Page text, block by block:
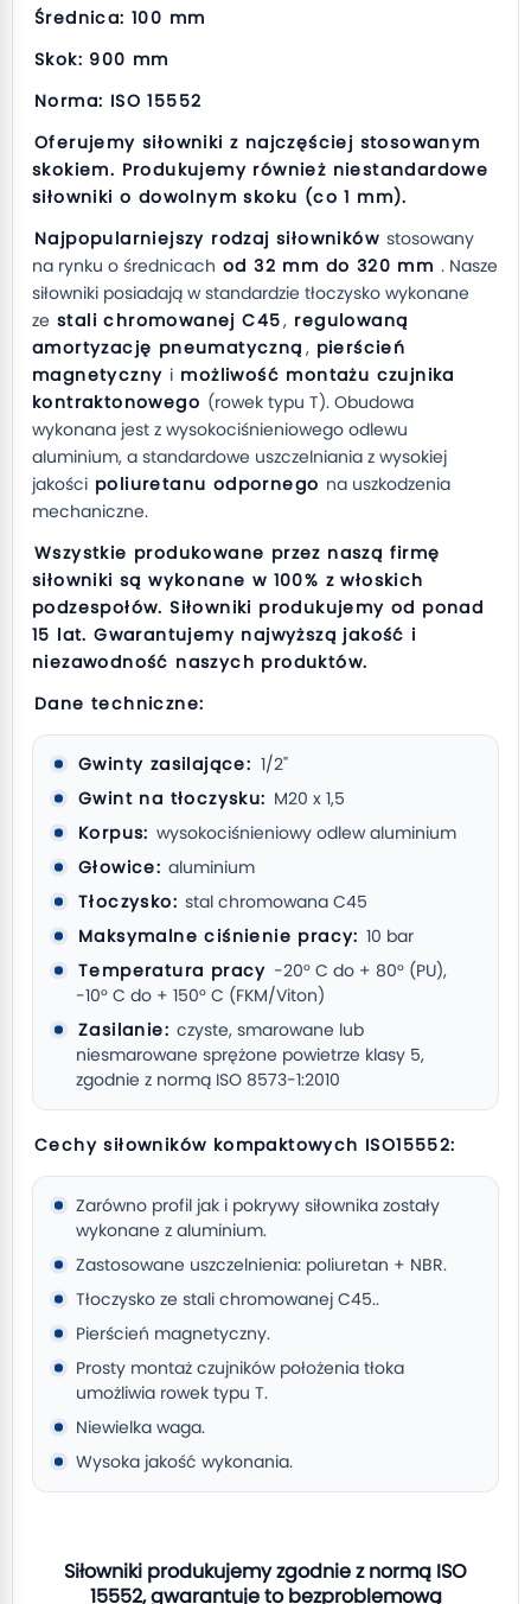
Średnica: 100 mm
Skok: 900 mm
Norma: ISO 15552
Oferujemy siłowniki z najczęściej stosowanym
skokiem. Produkujemy również niestandardowe
siłowniki o dowolnym skoku (co 1 mm).
Najpopularniejszy rodzaj siłowników stosowany
na rynku o średnicach od 32 mm do 320 mm . Nasze
siłowniki posiadają w standardzie tłoczysko wykonane
ze stali chromowanej C45, regulowaną
amortyzację pneumatyczną , pierścień
magnetyczny i możliwość montażu czujnika
kontraktonowego (rowek typu T). Obudowa
wykonana jest z wysokociśnieniowego odlewu
aluminium, a standardowe uszczelniania z wysokiej
jakości poliuretanu odpornego na uszkodzenia
mechaniczne.
Wszystkie produkowane przez naszą firmę
siłowniki są wykonane w 100% z włoskich
podzespołów. Siłowniki produkujemy od ponad
15 lat. Gwarantujemy najwyższą jakość i
niezawodność naszych produktów.
Dane techniczne:
Gwinty zasilające: 1/2"
Gwint na tłoczysku: M20 x 1,5
Korpus: wysokociśnieniowy odlew aluminium
Głowice: aluminium
Tłoczysko: stal chromowana C45
Maksymalne ciśnienie pracy: 10 bar
Temperatura pracy -20° C do + 80° (PU),
-10° C do + 150° C (FKM/Viton)
Zasilanie: czyste, smarowane lub
niesmarowane sprężone powietrze klasy 5,
zgodnie z normą ISO 8573-1:2010
Cechy siłowników kompaktowych ISO15552:
Zarówno profil jak i pokrywy siłownika zostały
wykonane z aluminium.
Zastosowane uszczelnienia: poliuretan + NBR.
Tłoczysko ze stali chromowanej C45..
Pierścień magnetyczny.
Prosty montaż czujników położenia tłoka
umożliwia rowek typu T.
Niewielka waga.
Wysoka jakość wykonania.
Siłowniki produkujemy zgodnie z normą ISO
15552, gwarantuje to bezproblemową